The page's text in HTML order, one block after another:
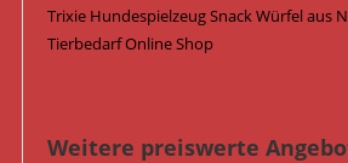
Trixie Hundespielzeug Snack Würfel aus
Tierbedarf Online Shop
Weitere preiswerte